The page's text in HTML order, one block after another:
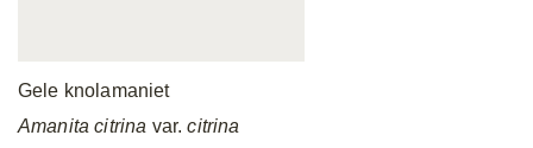
Gele knolamaniet
Amanita citrina var.citrina